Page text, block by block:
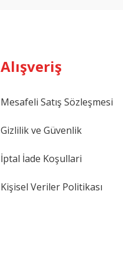
Alışveriş
Mesafeli Satış Sözleşmesi
Gizlilik ve Güvenlik
İptal İade Koşullari
Kişisel Veriler Politikası